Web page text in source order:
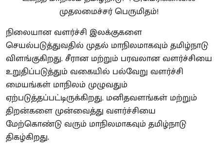
நிலையான வளர்ச்சி இலக்குகளை
செயல்படுத்துவதில் முதல் மாநிலமாகவும் தமிழ்நாடு
விளங்குகிறது. சீரான மற்றும் பரவலான வளர்ச்சியை
உறுதிப்படுத்தும் வகையில் பல்வேறு வளர்ச்சி
மையங்கள் மாநிலம் முழுவதும்
ஏற்படுத்தப்பட்டிருக்கிறது. மனிதவளங்கள் மற்றும்
திறன்களை முன்வைத்து வளர்ச்சியை
மேற்கொண்டு வரும் மாநிலமாகவும் தமிழ்நாடு
திகழ்கிறது.